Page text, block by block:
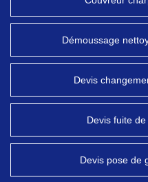
Démoussage
Devis
Devis fuite
Devis pose de